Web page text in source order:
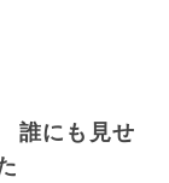
誰にも見せ